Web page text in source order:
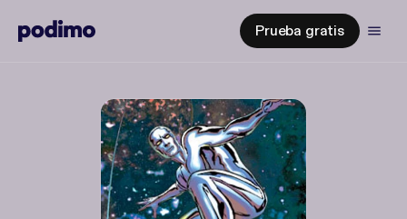
Prueba gratis